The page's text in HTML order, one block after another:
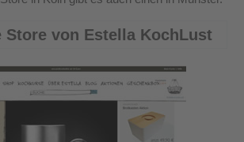
Store von Estella KochLust